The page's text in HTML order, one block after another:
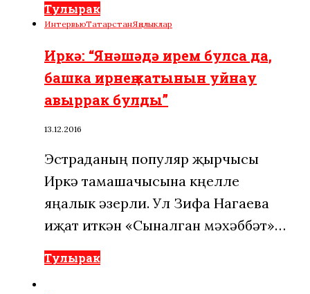
Тулырак
ИнтервьюТатарстанЯңалыклар
Иркә: “Янәшәдә ирем булса да,
башка ирнең хатынын уйнау
авыррак булды”
13.12.2016
Эстраданың популяр җырчысы
Иркә тамашачысына күңелле
яңалык әзерли. Ул Зифа Нагаева
иҗат иткән «Сыналган мәхәббәт»…
Тулырак